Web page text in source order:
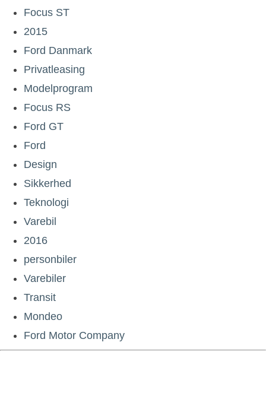
Focus ST
2015
Ford Danmark
Privatleasing
Modelprogram
Focus RS
Ford GT
Ford
Design
Sikkerhed
Teknologi
Varebil
2016
personbiler
Varebiler
Transit
Mondeo
Ford Motor Company